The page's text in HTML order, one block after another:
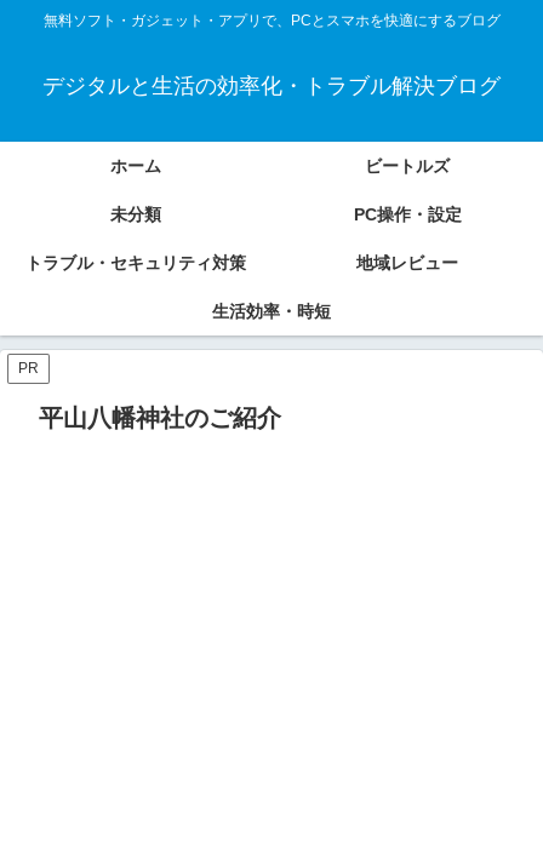
無料ソフト・ガジェット・アプリで、PCとスマホを快適にするブログ
デジタルと生活の効率化・トラブル解決ブログ
ホーム ビートルズ
未分類 PC操作・設定
トラブル・セキュリティ対策 地域レビュー
生活効率・時短
PR
平山八幡神社のご紹介